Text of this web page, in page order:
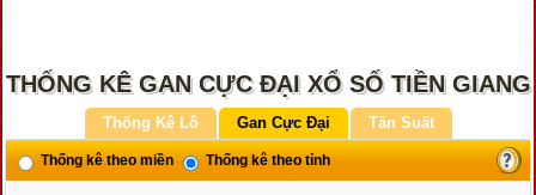
THỐNG KÊ GAN CỰC ĐẠI XỔ SỐ TIỀN GIANG
Thống Kê Lô Gan Cực Đại Tần Suất
Thống kê theo miền Thống kê theo tỉnh